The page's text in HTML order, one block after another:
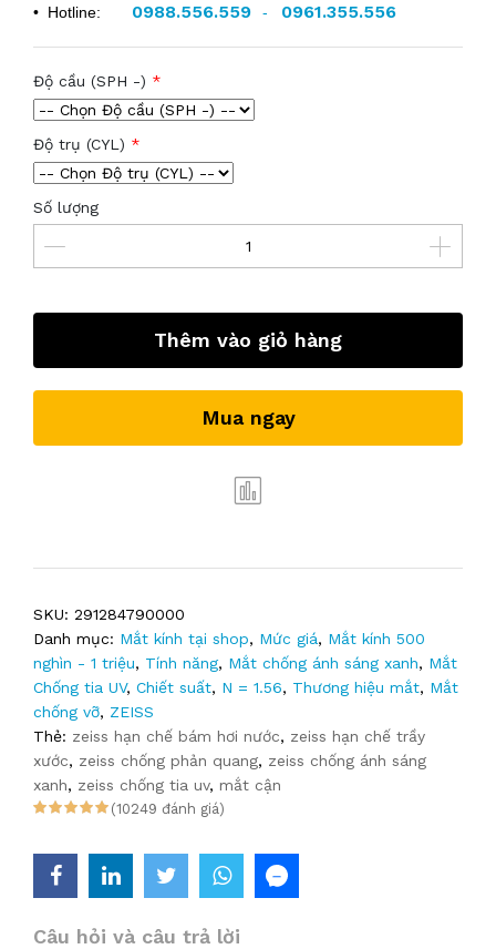
• Hotline:
0988.556.559 - 0961.355.556
Độ cầu (SPH -)
Độ trụ (CYL)
Số lượng
Thêm vào giỏ hàng
Mua ngay
SKU: 291284790000
Danh mục: Mắt kính tại shop, Mức giá, Mắt kính 500
nghìn - 1 triệu, Tính năng, Mắt chống ánh sáng xanh, Mắt
Chống tia UV, Chiết suất, N = 1.56, Thương hiệu mắt, Mắt
chống vỡ, ZEISS
Thẻ: zeiss hạn chế bám hơi nước, zeiss hạn chế trầy
xước, zeiss chống phản quang, zeiss chống ánh sáng
xanh, zeiss chống tia uv, mắt cận
(10249 đánh giá)
Câu hỏi và câu trả lời